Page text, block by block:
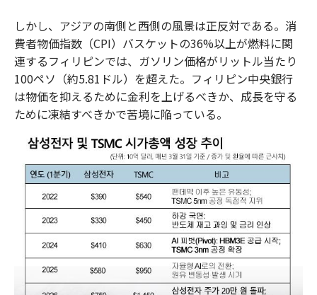
しかし、アジアの南側と西側の風景は正反対である。消
費者物価指数（CPI）バスケットの36%以上が燃料に関
連するフィリピンでは、ガソリン価格がリットル当たり
100ペソ（約5.81ドル）を超えた。フィリピン中央銀行
は物価を抑えるために金利を上げるべきか、成長を守る
ために凍結すべきかで苦境に陥っている。